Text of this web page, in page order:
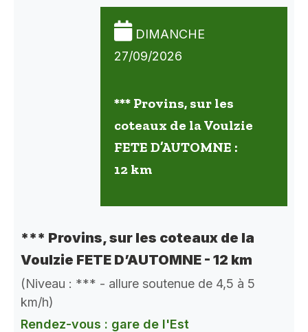
DIMANCHE
27/09/2026
*** Provins, sur les
coteaux de la Voulzie
FETE D’AUTOMNE :
12 km
*** Provins, sur les coteaux de la
Voulzie FETE D’AUTOMNE - 12 km
(Niveau : *** - allure soutenue de 4,5 à 5
km/h)
Rendez-vous : gare de l'Est